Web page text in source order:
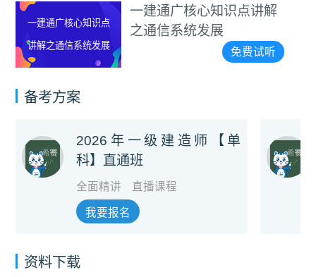
一建通广核心知识点
讲解之通信系统发展
一建通广核心知识点讲解
之通信系统发展
免费试听
备考方案
2026年一级建造师【单
科】直通班
全面精讲 直播课程
我要报名
资料下载